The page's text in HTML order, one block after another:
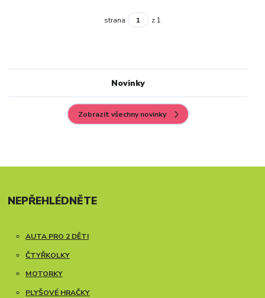
strana z 1
Novinky
Zobrazit všechny novinky
NEPŘEHLÉDNĚTE
AUTA PRO 2 DĚTI
ČTYŘKOLKY
MOTORKY
PLYŠOVÉ HRAČKY